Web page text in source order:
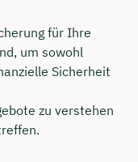
für Ihre
um sowohl
Sicherheit
zu verstehen